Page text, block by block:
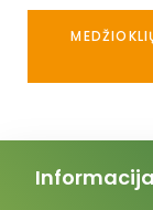
Informacija